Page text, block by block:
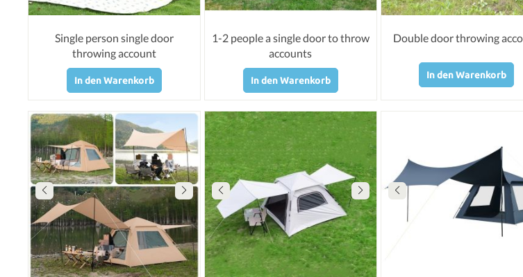
Single person single door
throwing account
In den Warenkorb
1-2 people a single door to throw
accounts
In den Warenkorb
Double door throwing
In den Warenkorb